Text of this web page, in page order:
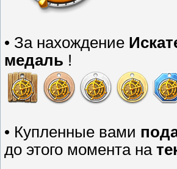
• За нахождение
медаль !
• Купленные вами
до этого момента на